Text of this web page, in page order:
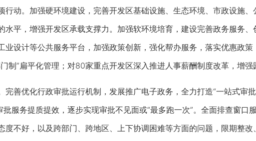
动。加强硬环境建设，完善开发区基础设施、生态环境、市政设施、
水平，增强开发区承载支撑力。加强软环境培育，建设完善政务服务
业设计等公共服务平台，加强政策创新，强化帮办服务，落实优惠政
制”扁平化管理；对80家重点开发区深入推进人事薪酬制度改革，增强
善优化行政审批运行机制，发展推广电子政务，全力打造“一站式审
批服务提质提效，逐步实现审批不见面或“最多跑一次”。全面排查窗口
度不好，以及跨部门、跨地区、上下协调困难等方面的问题，限期整